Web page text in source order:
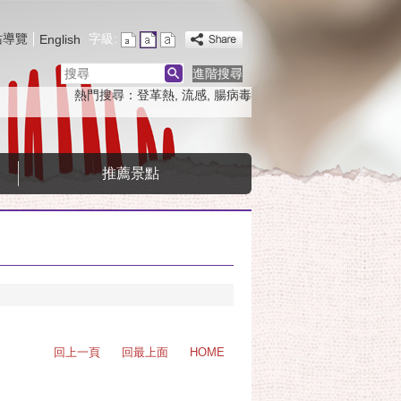
覽 English 字級:
搜
尋
進階搜尋
熱門搜尋： 登革熱 流感 腸病毒
推薦景點
回上一頁 回最上面 HOME